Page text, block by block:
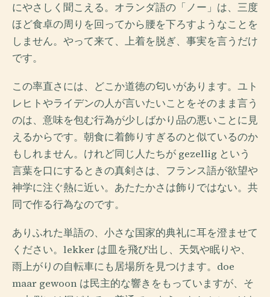
にやさしく聞こえる。オランダ語の「ノー」は、三度
ほど食卓の周りを回ってから腰を下ろすようなことを
しません。やって来て、上着を脱ぎ、事実を言うだけ
です。
この率直さには、どこか道徳の匂いがあります。ユト
レヒトやライデンの人が言いたいことをそのまま言う
のは、意味を包む行為が少しばかり品の悪いことに見
えるからです。朝食に着飾りすぎるのと似ているのか
もしれません。けれど同じ人たちが gezellig という
言葉を口にするときの真剣さは、フランス語が欲望や
神学に注ぐ熱に近い。あたたかさは飾りではない。共
同で作る行為なのです。
ありふれた単語の、小さな国家的典礼に耳を澄ませて
ください。lekker は皿を飛び出し、天気や眠りや、
雨上がりの自転車にも居場所を見つけます。doe
maar gewoon は民主的な響きをもっていますが、そ